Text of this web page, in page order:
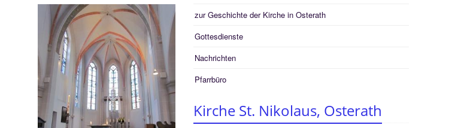
zur Geschichte der Kirche in Osterath
Gottesdienste
Nachrichten
Pfarrbüro
Kirche St. Nikolaus, Osterath